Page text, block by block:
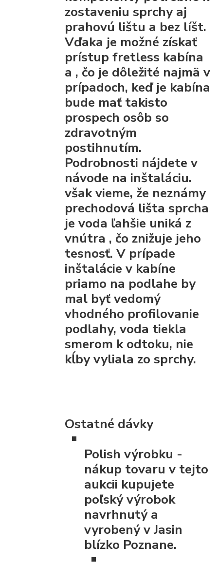
zostaveniu sprchyaj
prahovú lištu a bez líšt.
Vďaka je možné získať
prístup fretless kabína
a , čo je dôležité najmä v
prípadoch, keď je kabína
bude mať takisto
prospech osôb so
zdravotným
postihnutím.
Podrobnosti nájdete v
návode na inštaláciu.
však vieme, že neznámy
prechodová lištasprcha
je voda ľahšie uniká z
vnútra , čo znižuje jeho
tesnosť. V prípade
inštalácie v kabíne
priamo na podlahe by
mal byť vedomý
vhodného profilovanie
podlahy, voda tiekla
smerom k odtoku, nie
kĺby vyliala zo sprchy.
Ostatné dávky
Polish výrobku -
nákup tovaru v tejto
aukcii kupujete
poľský výrobok
navrhnutý a
vyrobený v Jasin
blízko Poznane.